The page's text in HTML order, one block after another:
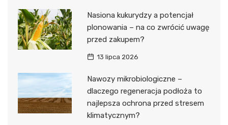
Nasiona kukurydzy a potencjał
plonowania – na co zwrócić uwagę
przed zakupem?
13 lipca 2026
Nawozy mikrobiologiczne –
dlaczego regeneracja podłoża to
najlepsza ochrona przed stresem
klimatycznym?